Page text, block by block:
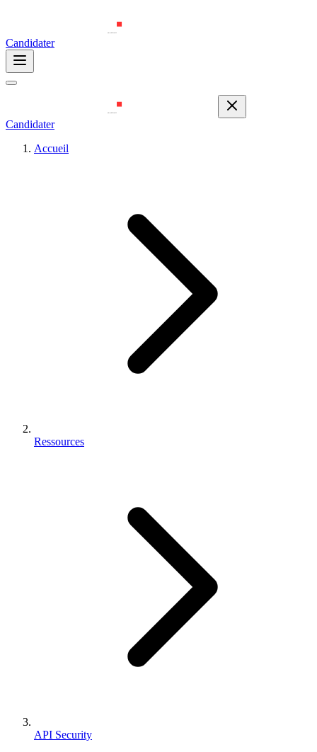
Candidater
Candidater
Accueil
Ressources
API Security